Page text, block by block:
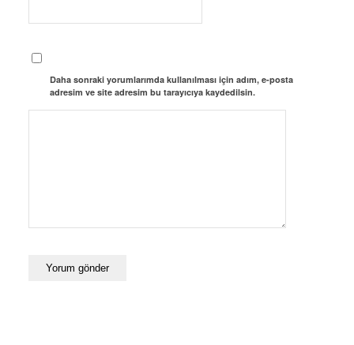
Daha sonraki yorumlarımda kullanılması için adım, e-posta
adresim ve site adresim bu tarayıcıya kaydedilsin.